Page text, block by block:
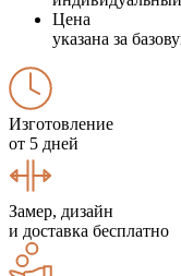
Цена
указана за
Изготовление
от 5 дней
Замер, дизайн
и доставка бесплатно